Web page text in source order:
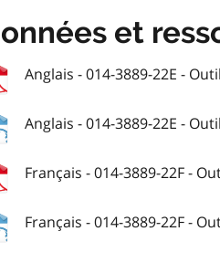
et
Anglais - 014-3889-22E -
Anglais - 014-3889-22E -
Français - 014-3889-22F -
Français - 014-3889-22F -